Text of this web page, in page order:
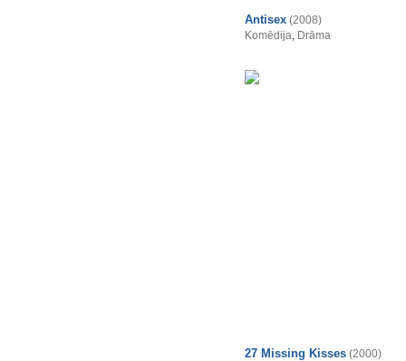
Antisex (2008)
Komēdija, Drāma
27 Missing Kisses (2000)